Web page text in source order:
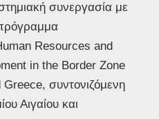
συνεργασία με
Resources and
in the Border Zone
συντονιζόμενη
Αιγαίου και